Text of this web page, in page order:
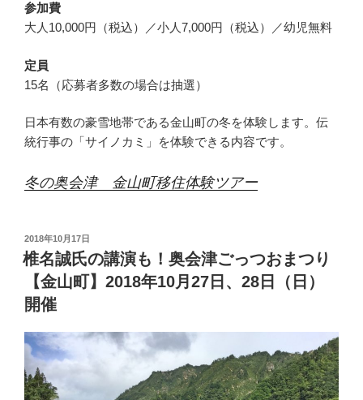
参加費
大人10,000円（税込）／小人7,000円（税込）／幼児無料
定員
15名（応募者多数の場合は抽選）
日本有数の豪雪地帯である金山町の冬を体験します。伝
統行事の「サイノカミ」を体験できる内容です。
冬の奥会津 金山町移住体験ツアー
投
稿
日:
2018年10月17日
椎名誠氏の講演も！奥会津ごっつおまつり
【金山町】2018年10月27日、28日（日）
開催